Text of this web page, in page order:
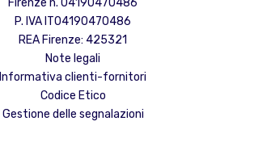
Firenze n. 04190470486
P. IVA IT04190470486
REA Firenze: 425321
Note legali
Informativa clienti-fornitori
Codice Etico
Gestione delle segnalazioni